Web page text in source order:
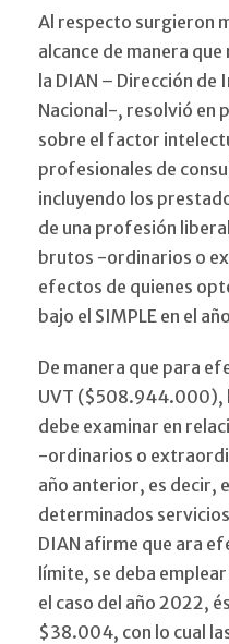
Al respecto surgieron
alcance de manera
la DIAN – Dirección de
Nacional-, resolvió en
sobre el factor
profesionales de
incluyendo los
de una profesión
brutos -ordinarios o
efectos de quienes
bajo el SIMPLE en el
De manera que para
UVT ($508.944.000),
debe examinar en
-ordinarios o
año anterior, es decir,
determinados
DIAN afirme que ara
límite, se deba
el caso del año 2022,
$38.004, con lo cual